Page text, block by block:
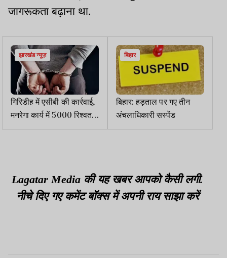
जागरूकता बढ़ाना था.
झारखंड न्यूज़
गिरिडीह में एसीबी की कार्रवाई,
मनरेगा कार्य में 5000 रिश्वत
लेते JE गिरफ्तार
बिहार
बिहार: हड़ताल पर गए तीन
अंचलाधिकारी सस्पेंड
Lagatar Media की यह खबर आपको कैसी लगी.
नीचे दिए गए कमेंट बॉक्स में अपनी राय साझा करें